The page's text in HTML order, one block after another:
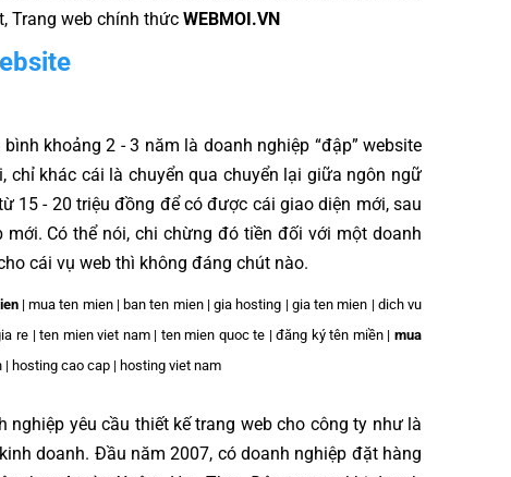
Trang web chính thức WEBMOI.VN
khoảng 2 - 3 năm là doanh nghiệp “đập” website
khác cái là chuyển qua chuyển lại giữa ngôn ngữ
15 - 20 triệu đồng để có được cái giao diện mới, sau
Có thể nói, chi chừng đó tiền đối với một doanh
cái vụ web thì không đáng chút nào.
| mua ten mien | ban ten mien | gia hosting | gia ten mien | dich vu
re | ten mien viet nam | ten mien quoc te | đăng ký tên miền | mua
| hosting cao cap | hosting viet nam
nghiệp yêu cầu thiết kế trang web cho công ty như là
doanh. Đầu năm 2007, có doanh nghiệp đặt hàng